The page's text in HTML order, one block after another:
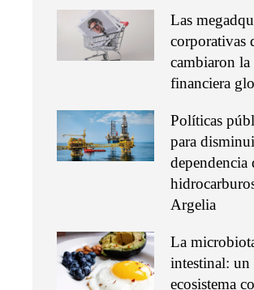
Las
corporativas
cambiaron
financiera
Políticas
para
dependencia
Argelia
La
intestinal: un
ecosistema